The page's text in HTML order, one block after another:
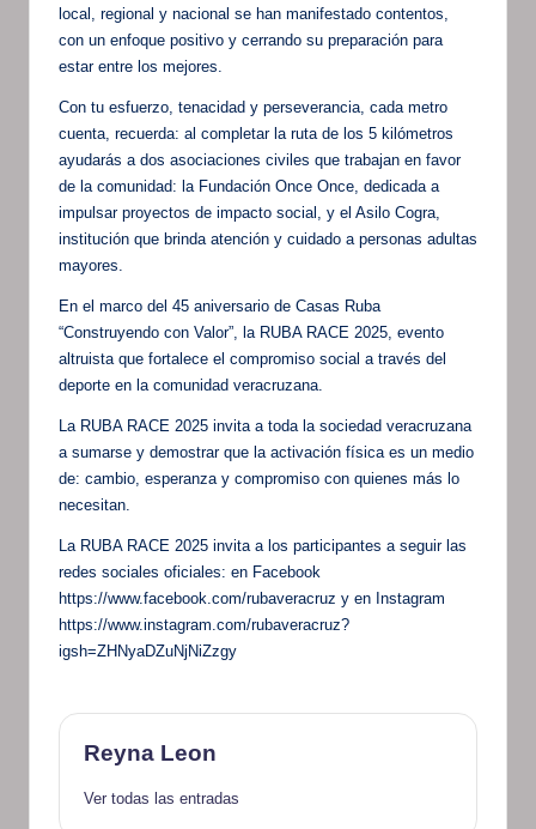
local, regional y nacional se han manifestado contentos,
con un enfoque positivo y cerrando su preparación para
estar entre los mejores.
Con tu esfuerzo, tenacidad y perseverancia, cada metro
cuenta, recuerda: al completar la ruta de los 5 kilómetros
ayudarás a dos asociaciones civiles que trabajan en favor
de la comunidad: la Fundación Once Once, dedicada a
impulsar proyectos de impacto social, y el Asilo Cogra,
institución que brinda atención y cuidado a personas adultas
mayores.
En el marco del 45 aniversario de Casas Ruba
“Construyendo con Valor”, la RUBA RACE 2025, evento
altruista que fortalece el compromiso social a través del
deporte en la comunidad veracruzana.
La RUBA RACE 2025 invita a toda la sociedad veracruzana
a sumarse y demostrar que la activación física es un medio
de: cambio, esperanza y compromiso con quienes más lo
necesitan.
La RUBA RACE 2025 invita a los participantes a seguir las
redes sociales oficiales: en Facebook
https://www.facebook.com/rubaveracruz y en Instagram
https://www.instagram.com/rubaveracruz?
igsh=ZHNyaDZuNjNiZzgy
Reyna Leon
Ver todas las entradas